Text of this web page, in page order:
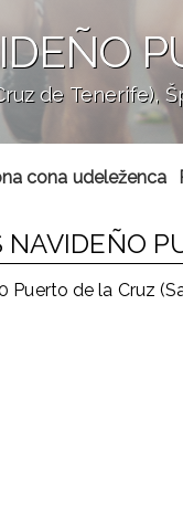
de Tenerife),
cona udeleženca
NAVIDEÑO
de la Cruz